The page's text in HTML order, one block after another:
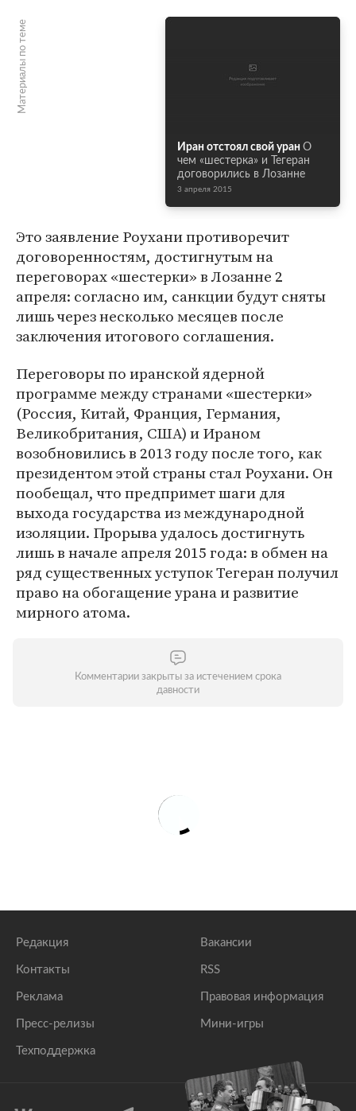
Материалы по теме
Иран отстоял свой уран О
чем «шестерка» и Тегеран
договорились в Лозанне
3 апреля 2015
Это заявление Роухани противоречит
договоренностям, достигнутым на
переговорах «шестерки» в Лозанне 2
апреля: согласно им, санкции будут сняты
лишь через несколько месяцев после
заключения итогового соглашения.
Переговоры по иранской ядерной
программе между странами «шестерки»
(Россия, Китай, Франция, Германия,
Великобритания, США) и Ираном
возобновились в 2013 году после того, как
президентом этой страны стал Роухани. Он
пообещал, что предпримет шаги для
выхода государства из международной
изоляции. Прорыва удалось достигнуть
лишь в начале апреля 2015 года: в обмен на
ряд существенных уступок Тегеран получил
право на обогащение урана и развитие
мирного атома.
Комментарии закрыты за истечением срока
давности
Редакция
Контакты
Реклама
Пресс-релизы
Техподдержка
Вакансии
RSS
Правовая информация
Мини-игры